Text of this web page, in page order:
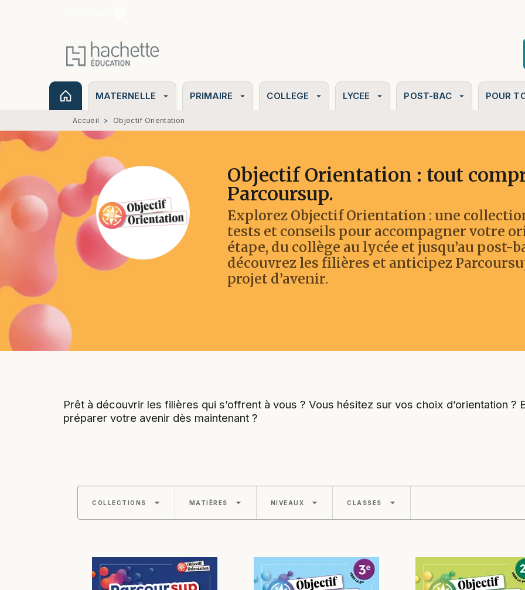
MATERNELLE arrow_drop_down PRIMAIRE arrow_drop_down COLLEGE arrow_drop_down LYCEE arrow_drop_down POST-BAC arrow_drop_down POUR
Accueil > Objectif Orientation
Objectif Orientation : tout
Parcoursup.
Explorez Objectif Orientation : une
tests et conseils pour accompagner votre
étape, du collège au lycée et jusqu’au post-
découvrez les filières et anticipez
projet d’avenir.
Prêt à découvrir les filières qui s’offrent à vous ? Vous hésitez sur vos choix d’orientation ?
préparer votre avenir dès maintenant ?
COLLECTIONS arrow_drop_down MATIÈRES arrow_drop_down NIVEAUX arrow_drop_down CLASSES arrow_drop_down